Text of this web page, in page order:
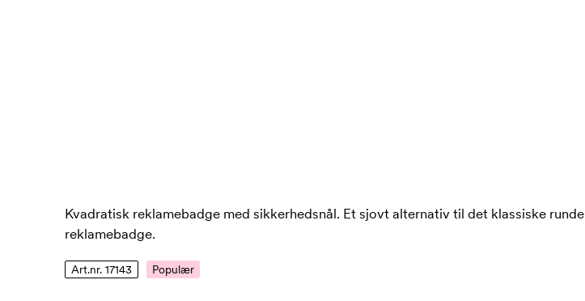
Kvadratisk reklamebadge med sikkerhedsnål. Et sjovt alternativ til det klassiske runde
reklamebadge.
Art.nr. 17143 Populær